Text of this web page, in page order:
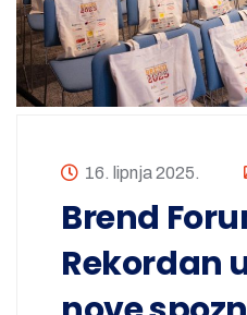
16. lipnja 2025.
Brend
Rekordan